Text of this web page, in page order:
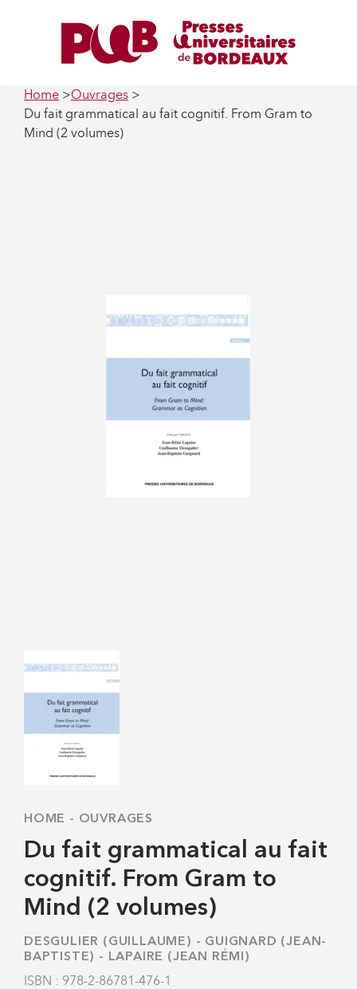
Home
Ouvrages
Du fait grammatical au fait cognitif. From Gram to
Mind (2 volumes)
HOME - OUVRAGES
Du fait grammatical au fait
cognitif. From Gram to
Mind (2 volumes)
DESGULIER (GUILLAUME) - GUIGNARD (JEAN-
BAPTISTE) - LAPAIRE (JEAN RÉMI)
ISBN : 978-2-86781-476-1